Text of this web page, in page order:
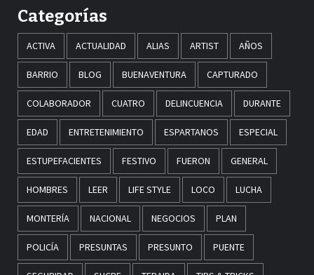
Categorías
ACTIVA ACTUALIDAD ALIAS ARTIST AÑOS
BARRIO BLOG BUENAVENTURA CAPTURADO
COLABORADOR CUATRO DELINCUENCIA DURANTE
EDAD ENTRETENIMIENTO ESPARTANOS ESPECIAL
ESTUPEFACIENTES FESTIVO FUERON GENERAL
HOMBRES LEER LIFE STYLE LOCO LUCHA
MONTERÍA NACIONAL NEGOCIOS PLAN
POLICÍA PRESUNTAS PRESUNTO PUENTE